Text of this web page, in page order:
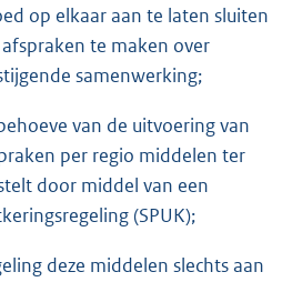
op elkaar aan te laten sluiten
te maken over
samenwerking;
van de uitvoering van
per regio middelen ter
door middel van een
(SPUK);
deze middelen slechts aan